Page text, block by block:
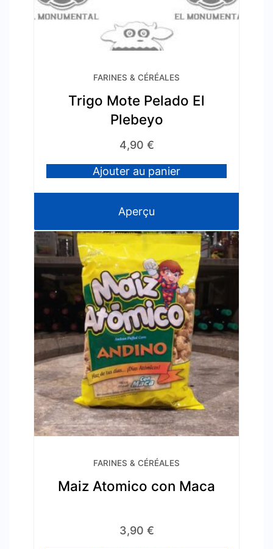
FARINES & CÉRÉALES
Trigo Mote Pelado El
Plebeyo
4,90 €
Ajouter au panier
Aperçu
FARINES & CÉRÉALES
Maiz Atomico con Maca
3,90 €